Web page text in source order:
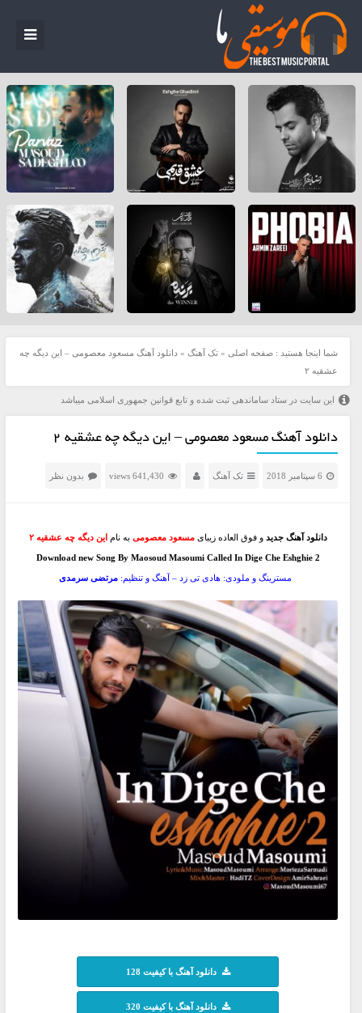
شما اینجا هستید : صفحه اصلی » تک آهنگ » دانلود آهنگ مسعود معصومی – این دیگه چه
عشقیه ۲
این سایت در ستاد ساماندهی ثبت شده و تابع قوانین جمهوری اسلامی میباشد
دانلود آهنگ مسعود معصومی – این دیگه چه عشقیه ۲
6 سپتامبر 2018 تک آهنگ 641,430 views بدون نظر
دانلودآهنگ جدید و فوق العاده زیبای مسعود معصومی به ناماین دیگه چه عشقیه ۲
Download new Song By Maosoud Masoumi Called In Dige Che Eshghie 2
مسترینگ و ملودی: هادی تی زد – آهنگ و تنظیم: مرتضی سرمدی
دانلود آهنگ با کیفیت 128
دانلود آهنگ با کیفیت 320